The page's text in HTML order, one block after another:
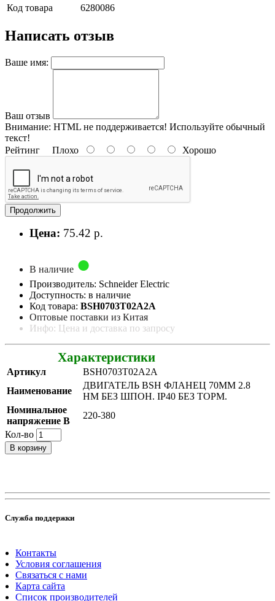
Код товара 6280086
Написать отзыв
Ваше имя:
Ваш отзыв
Внимание: HTML не поддерживается! Используйте обычный
текст!
Рейтинг Плохо Хорошо
Продолжить
Цена: 75.42 р.
В наличие
Производитель: Schneider Electric
Доступность: в наличие
Код товара: BSH0703T02A2A
Оптовые поставки из Китая
Инфо: Цена и доставка по запросу
Характеристики
Артикул
BSH0703T02A2A
Наименование
ДВИГАТЕЛЬ BSH ФЛАНЕЦ 70MM 2.8
НМ БЕЗ ШПОН. IP40 БЕЗ ТОРМ.
Номинальное
напряжение В
220-380
Кол-во
В корзину
Служба поддержки
Контакты
Условия соглашения
Связаться с нами
Карта сайта
Список производителей